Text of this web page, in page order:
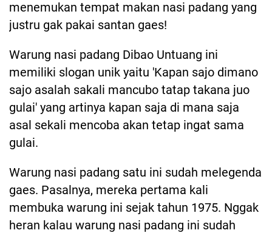
menemukan tempat makan nasi padang yang
justru gak pakai santan gaes!
Warung nasi padang Dibao Untuang ini
memiliki slogan unik yaitu 'Kapan sajo dimano
sajo asalah sakali mancubo tatap takana juo
gulai' yang artinya kapan saja di mana saja
asal sekali mencoba akan tetap ingat sama
gulai.
Warung nasi padang satu ini sudah melegenda
gaes. Pasalnya, mereka pertama kali
membuka warung ini sejak tahun 1975. Nggak
heran kalau warung nasi padang ini sudah